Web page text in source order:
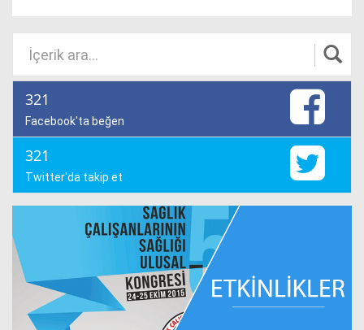
321
Facebook'ta beğen
321
Twitter'da takip et